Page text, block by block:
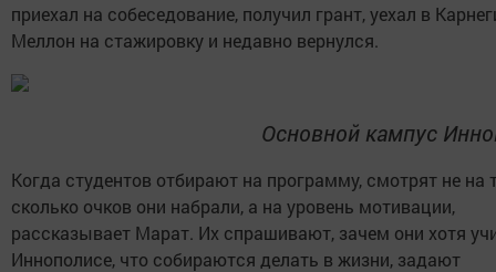
приехал на собеседование, получил грант, уехал в
Меллон на стажировку и недавно вернулся.
Основной кампус
Когда студентов отбирают на программу, смотрят не на
сколько очков они набрали, а на уровень мотивации,
рассказывает Марат. Их спрашивают, зачем они хотя
Иннополисе, что собираются делать в жизни, задают